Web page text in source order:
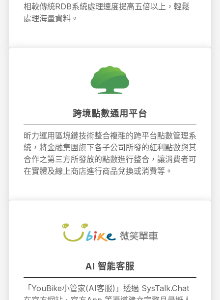
相較傳統RDB系統處理速度提高五倍以上，輕鬆
處理海量資料。
跨境點數通用平台
昕力運用區塊鏈技術整合複雜的跨平台點數管理系
統，將金融集團旗下各子公司所發的紅利點數與其
合作之第三方所發放的點數進行整合，讓消費者可
在實體及線上商店進行商品兌換或消費等。
AI 智能客服
「YouBike小管家(AI客服)」透過 SysTalk.Chat